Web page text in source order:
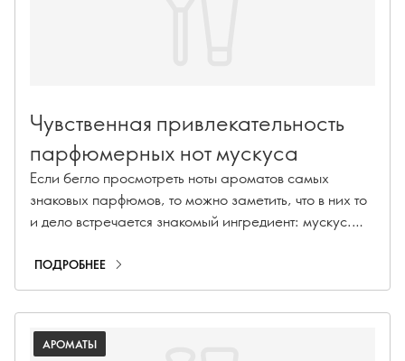
Чувственная привлекательность
парфюмерных нот мускуса
Если бегло просмотреть ноты ароматов самых
знаковых парфюмов, то можно заметить, что в них то
и дело встречается знакомый ингредиент: мускус.
мускусу (поклонники 90-х, например, teenager ck
One?) Благодаря своей чувственной
людей как магнит - не говоря уже о бесконечных
комплиментах и просьбах рассказать, какие духи на
ПОДРОБНЕЕ
АРОМАТЫ